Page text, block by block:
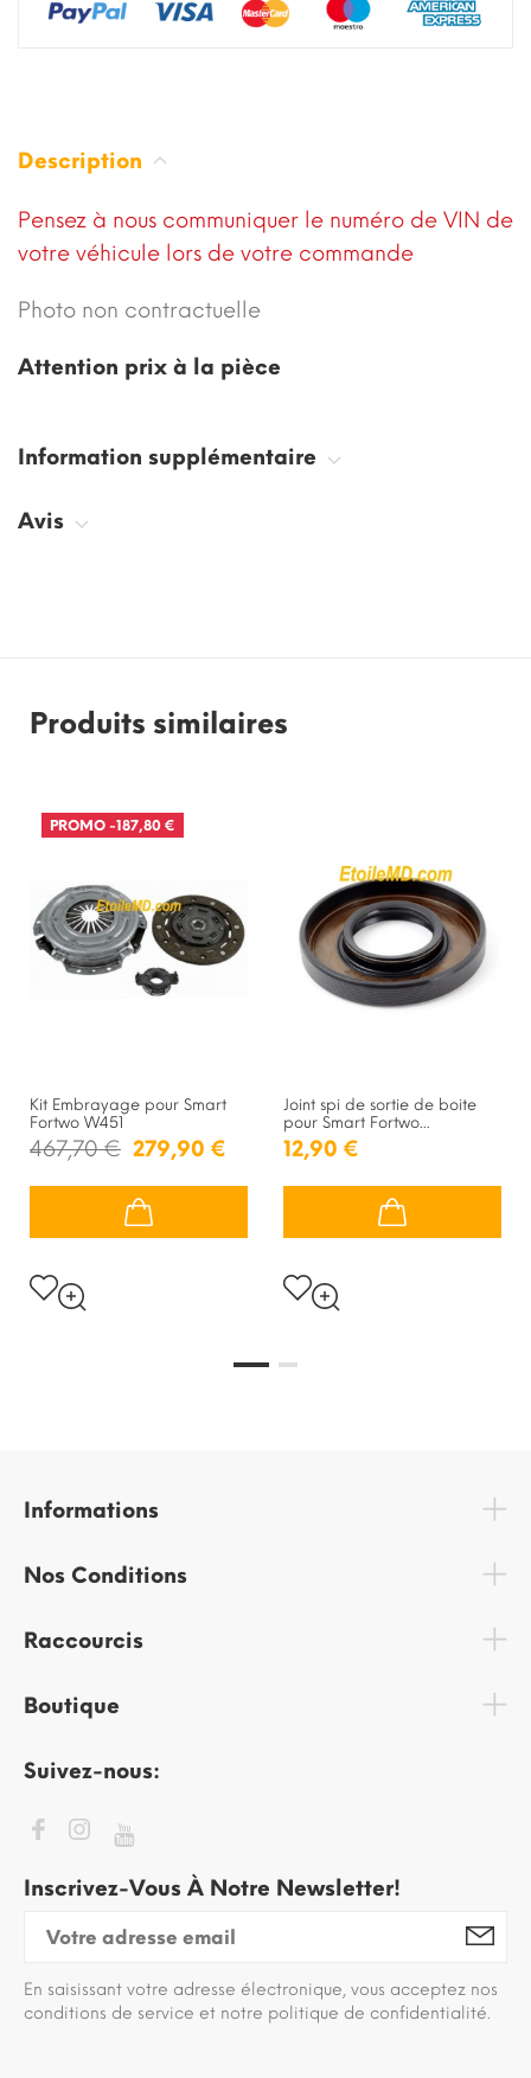
Description
Pensez à nous communiquer le numéro de VIN de
votre véhicule lors de votre commande
Photo non contractuelle
Attention prix à la pièce
Information supplémentaire
Avis
Produits similaires
PROMO -187,80 €
Kit Embrayage pour Smart
Fortwo W451
467,70 € 279,90 €
Joint spi de sortie de boite
pour Smart Fortwo...
12,90 €
Informations
Nos Conditions
Raccourcis
Boutique
Suivez-nous:
Inscrivez-Vous À Notre Newsletter!
En saisissant votre adresse électronique, vous acceptez nos
conditions de service et notre politique de confidentialité.